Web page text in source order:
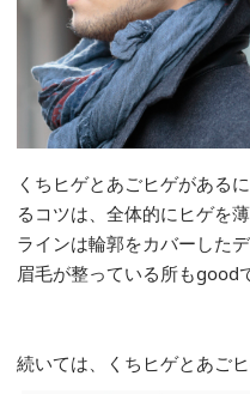
くちヒゲとあごヒゲがある
るコツは、全体的にヒゲを
ラインは輪郭をカバーした
眉毛が整っている所もgood
続いては、くちヒゲとあご